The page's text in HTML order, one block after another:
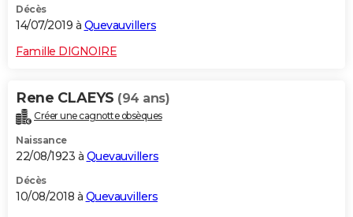
Décès
14/07/2019 à Quevauvillers
Famille DIGNOIRE
Rene CLAEYS (94 ans)
Créer une cagnotte obsèques
Naissance
22/08/1923 à Quevauvillers
Décès
10/08/2018 à Quevauvillers